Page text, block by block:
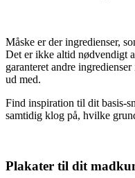
Måske er der ingredienser,
Det er ikke altid nødvendigt
garanteret andre
ud med.
Find inspiration til dit basis-
samtidig klog på, hvilke
Plakater til dit